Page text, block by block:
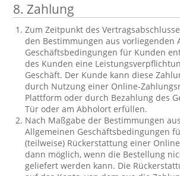
8. Zahlung
Zum Zeitpunkt des
den Bestimmungen aus vorliegenden
Geschäftsbedingungen für Kunden
des Kunden eine
Geschäft. Der Kunde kann diese
durch Nutzung einer Online-
Plattform oder durch Bezahlung des
Tür oder am Abholort erfüllen.
Nach Maßgabe der Bestimmungen
Allgemeinen Geschäftsbedingungen
(teilweise) Rückerstattung einer
dann möglich, wenn die Bestellung
geliefert werden kann. Die